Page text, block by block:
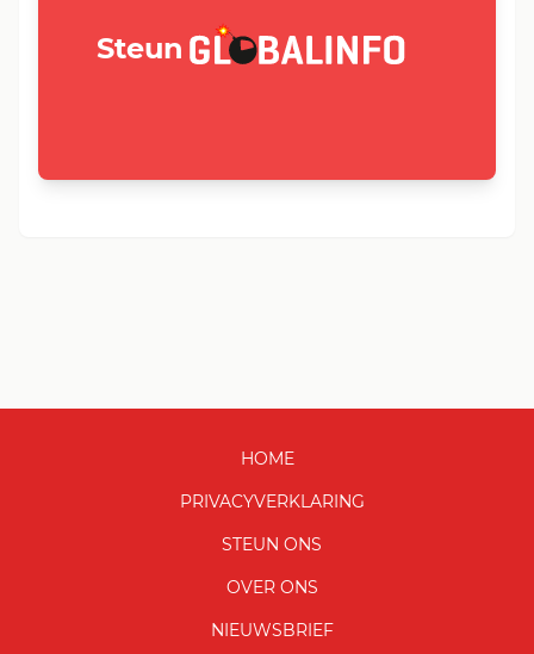
Steun GLOBALINFO.nl
HOME
PRIVACYVERKLARING
STEUN ONS
OVER ONS
NIEUWSBRIEF